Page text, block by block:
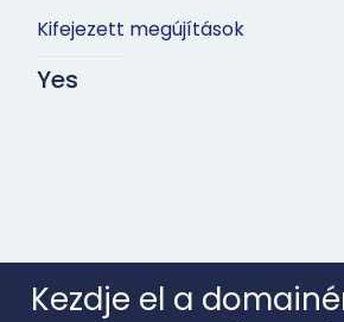
Kifejezett megújítások
Yes
Kezdje el a